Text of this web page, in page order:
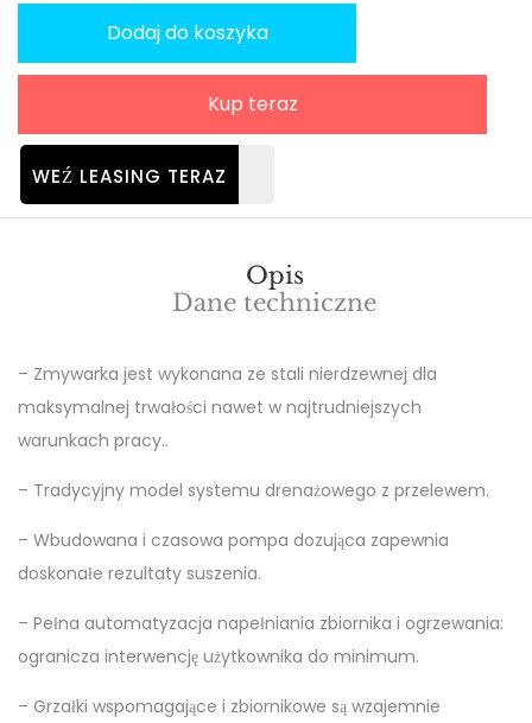
Dodaj do koszyka
Kup teraz
WEŹ LEASING TERAZ
Opis
Dane techniczne
– Zmywarka jest wykonana ze stali nierdzewnej dla
maksymalnej trwałości nawet w najtrudniejszych
warunkach pracy..
– Tradycyjny model systemu drenażowego z przelewem.
– Wbudowana i czasowa pompa dozująca zapewnia
doskonałe rezultaty suszenia.
– Pełna automatyzacja napełniania zbiornika i ogrzewania:
ogranicza interwencję użytkownika do minimum.
– Grzałki wspomagające i zbiornikowe są wzajemnie